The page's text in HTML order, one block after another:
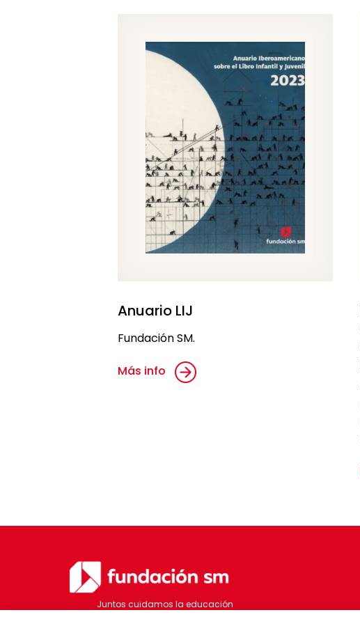
Anuario LIJ
Fundación SM.
Más info
Juntos cuidamos la educación